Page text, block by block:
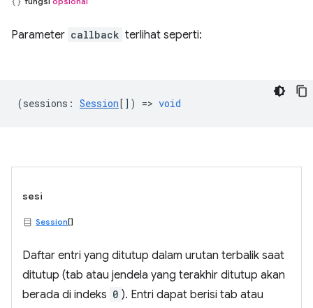
Parameter callback terlihat seperti:
(sessions : Session[]) => void
sesi
Session[]
Daftar entri yang ditutup dalam urutan terbalik saat
ditutup (tab atau jendela yang terakhir ditutup akan
berada di indeks 0 ). Entri dapat berisi tab atau